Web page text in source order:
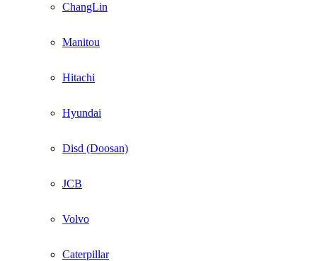
ChangLin
Manitou
Hitachi
Hyundai
Disd (Doosan)
JCB
Volvo
Caterpillar